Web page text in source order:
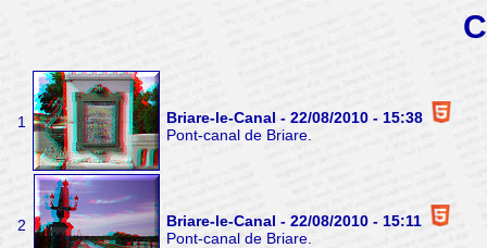
1
Briare-le-Canal - 22/08/2010 - 15:38
Pont-canal de Briare.
2
Briare-le-Canal - 22/08/2010 - 15:11
Pont-canal de Briare.